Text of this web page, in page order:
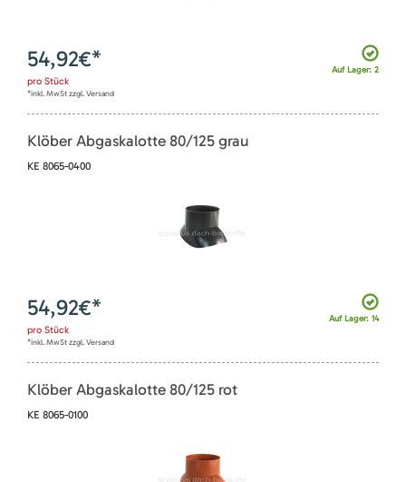
Auf Lager: 2
54,92€*
pro Stück
*inkl. MwSt zzgl. Versand
Klöber Abgaskalotte 80/125 grau
KE 8065-0400
Auf Lager: 14
54,92€*
pro Stück
*inkl. MwSt zzgl. Versand
Klöber Abgaskalotte 80/125 rot
KE 8065-0100